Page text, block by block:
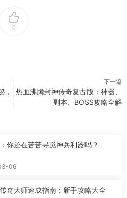
0
，
下一篇
热血沸腾封神传奇复古版：神器、
副本、BOSS攻略全解
你还在苦苦寻觅神兵利器吗？
06
奇大师速成指南：新手攻略大全